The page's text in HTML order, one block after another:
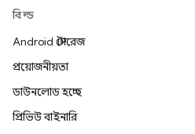
বিল্ড
Android স্টোরেজ
প্রয়োজনীয়তা
ডাউনলোড হচ্ছে
প্রিভিউ বাইনারি